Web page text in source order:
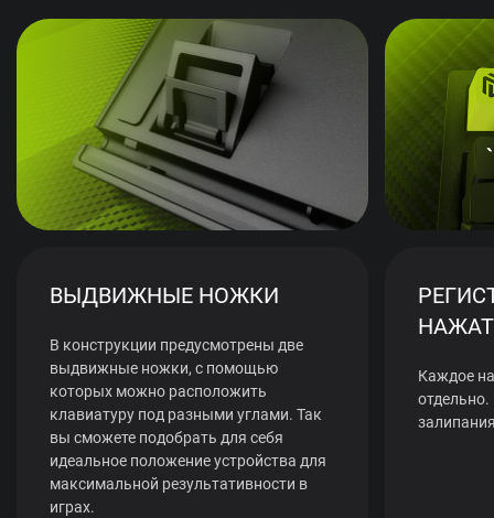
ВЫДВИЖНЫЕ НОЖКИ
В конструкции предусмотрены две
выдвижные ножки, с помощью
которых можно расположить
клавиатуру под разными углами. Так
вы сможете подобрать для себя
идеальное положение устройства для
максимальной результативности в
играх.
Каждое